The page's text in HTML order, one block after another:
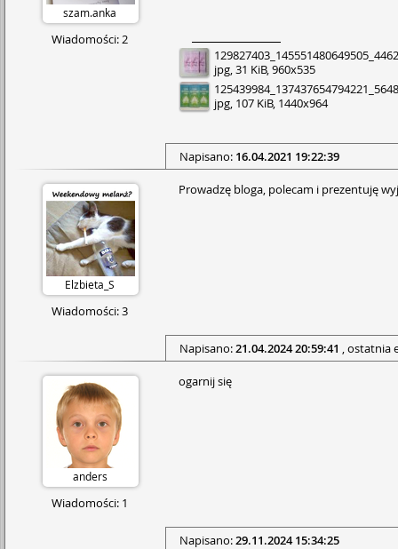
szam.anka
Wiadomości: 2
jpg, 31 KiB, 960x535
jpg, 107 KiB, 1440x964
Napisano: 16.04.2021 19:22:39
Elzbieta_S
Wiadomości: 3
Prowadzę bloga, polecam i prezentuję
Napisano:21.04.2024 20:59:41 , ostatnia
anders
Wiadomości: 1
ogarnij się
Napisano:29.11.2024 15:34:25